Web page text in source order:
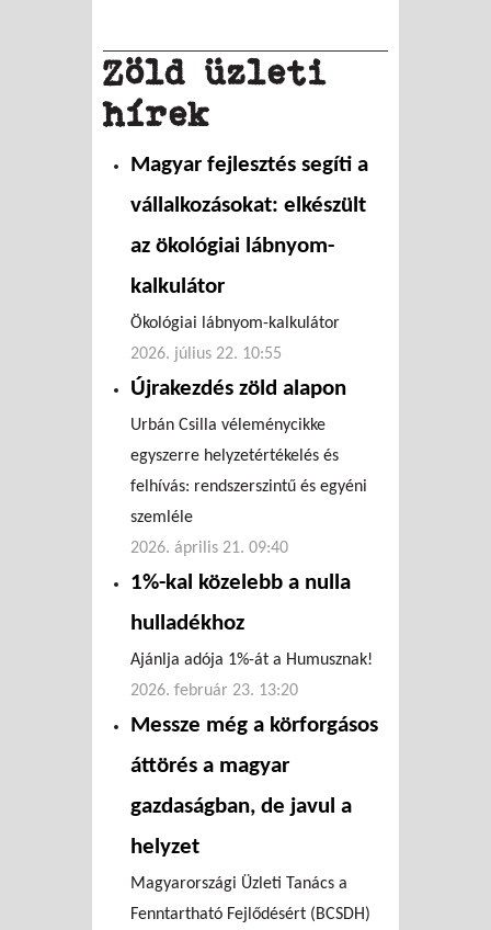
Zöld üzleti
hírek
Magyar fejlesztés segíti a
vállalkozásokat: elkészült
az ökológiai lábnyom-
kalkulátor
Ökológiai lábnyom-kalkulátor
2026. július 22. 10:55
Újrakezdés zöld alapon
Urbán Csilla véleménycikke
egyszerre helyzetértékelés és
felhívás: rendszerszintű és egyéni
szemléle
2026. április 21. 09:40
1%-kal közelebb a nulla
hulladékhoz
Ajánlja adója 1%-át a Humusznak!
2026. február 23. 13:20
Messze még a körforgásos
áttörés a magyar
gazdaságban, de javul a
helyzet
Magyarországi Üzleti Tanács a
Fenntartható Fejlődésért (BCSDH)